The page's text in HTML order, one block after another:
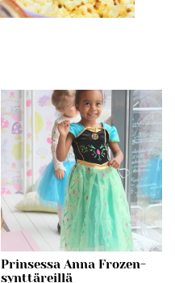
Prinsessa Anna Frozen-
synttäreillä